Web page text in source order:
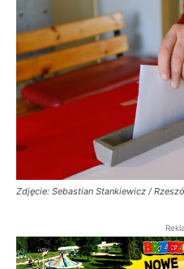
Zdjęcie: Sebastian Stankiewicz /